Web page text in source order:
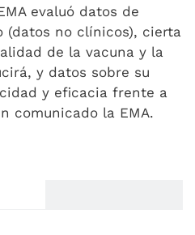
evaluó datos de
(datos no clínicos), cierta
de la vacuna y la
y datos sobre su
y eficacia frente a
comunicado la EMA.